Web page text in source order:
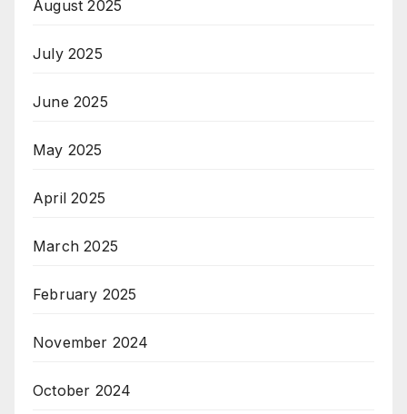
August 2025
July 2025
June 2025
May 2025
April 2025
March 2025
February 2025
November 2024
October 2024